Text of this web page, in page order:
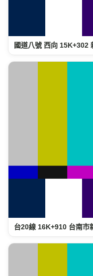
國道八號 西向 15K+302
台20線 16K+910 台南市